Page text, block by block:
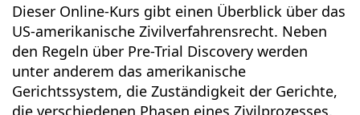
Dieser Online-Kurs gibt einen Überblick über das
US-amerikanische Zivilverfahrensrecht. Neben
den Regeln über Pre-Trial Discovery werden
unter anderem das amerikanische
Gerichtssystem, die Zuständigkeit der Gerichte,
die verschiedenen Phasen eines Zivilprozesses,